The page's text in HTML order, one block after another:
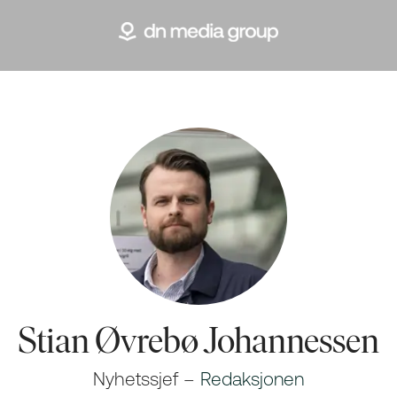
Stian Øvrebø Johannessen
Nyhetssjef – Redaksjonen